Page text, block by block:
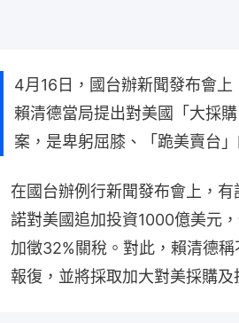
‍4月16日，國台辦新聞發布會
賴清德當局提出對美國「大採
案，是卑躬屈膝、「跪美賣台
在國台辦例行新聞發布會上，
諾對美國追加投資1000億美元
加徵32%關稅。對此，賴清德
報復，並將採取加大對美採購及